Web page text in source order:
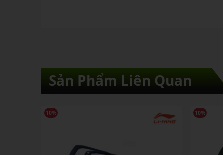
Sản Phẩm Liên Quan
10% 10%